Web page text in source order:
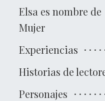
Elsa es nombre de
Mujer
Experiencias
Historias de
Personajes